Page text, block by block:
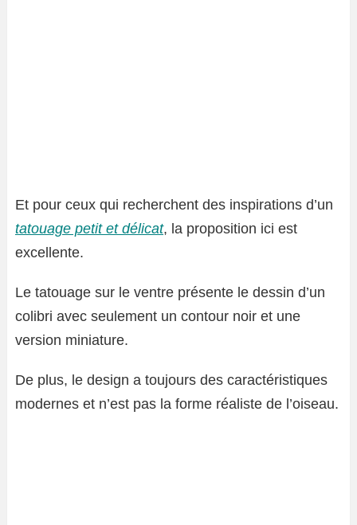
Et pour ceux qui recherchent des inspirations d’un
tatouage petit et délicat, la proposition ici est
excellente.
Le tatouage sur le ventre présente le dessin d’un
colibri avec seulement un contour noir et une
version miniature.
De plus, le design a toujours des caractéristiques
modernes et n’est pas la forme réaliste de l’oiseau.